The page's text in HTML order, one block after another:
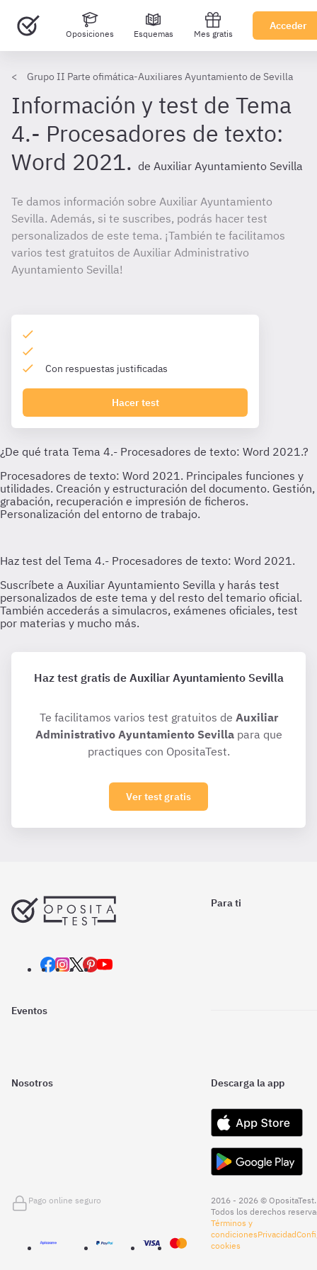
Oposiciones Esquemas Mes gratis
Acceder
Grupo II Parte ofimática-Auxiliares Ayuntamiento de Sevilla
Información y test de Tema
4.- Procesadores de texto:
Word 2021. de Auxiliar Ayuntamiento Sevilla
Te damos información sobre Auxiliar Ayuntamiento
Sevilla. Además, si te suscribes, podrás hacer test
personalizados de este tema. ¡También te facilitamos
varios test gratuitos de Auxiliar Administrativo
Ayuntamiento Sevilla!
Con respuestas justificadas
Hacer test
Haz test gratis de Auxiliar Ayuntamiento Sevilla
Te facilitamos varios test gratuitos de Auxiliar
Administrativo Ayuntamiento Sevillapara que
practiques con OpositaTest.
Ver test gratis
Para ti
Eventos
Nosotros Descarga la app
Pago online seguro
2016 - 2026 © OpositaTest.
Todos los derechos
Términos y
condicionesPrivacidad
cookies